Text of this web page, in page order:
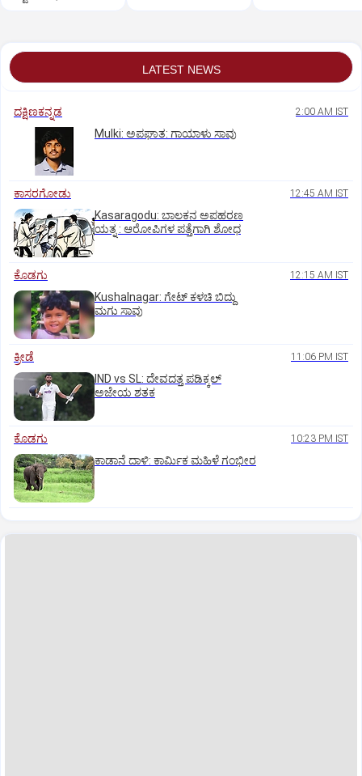
LATEST NEWS
ದಕ್ಷಿಣಕನ್ನಡ 2:00 AM IST
Mulki: ಅಪಘಾತ: ಗಾಯಾಳು ಸಾವು
ಕಾಸರಗೋಡು 12:45 AM IST
Kasaragodu: ಬಾಲಕನ ಅಪಹರಣ
ಯತ್ನ : ಆರೋಪಿಗಳ ಪತ್ತೆಗಾಗಿ ಶೋಧ
ಕೊಡಗು 12:15 AM IST
Kushalnagar: ಗೇಟ್ ಕಳಚಿ ಬಿದ್ದು
ಮಗು ಸಾವು
ಕ್ರೀಡೆ 11:06 PM IST
IND vs SL: ದೇವದತ್ತ ಪಡಿಕ್ಕಲ್‌
ಅಜೇಯ ಶತಕ
ಕೊಡಗು 10:23 PM IST
ಕಾಡಾನೆ ದಾಳಿ: ಕಾರ್ಮಿಕ ಮಹಿಳೆ ಗಂಭೀರ